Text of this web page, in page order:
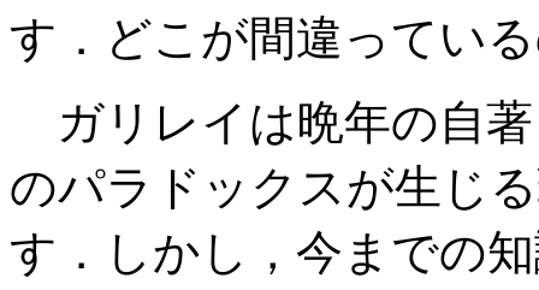
す．どこが間違ってい
ガリレイは晩年の自
のパラドックスが生じ
す．しかし，今までの